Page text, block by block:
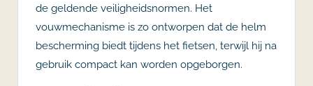
de geldende veiligheidsnormen. Het
vouwmechanisme is zo ontworpen dat de helm
bescherming biedt tijdens het fietsen, terwijl hij na
gebruik compact kan worden opgeborgen.